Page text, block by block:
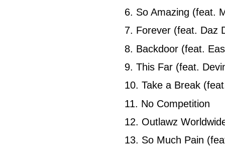
6. So Amazing (feat.
7. Forever (feat. Daz
8. Backdoor (feat.
9. This Far (feat.
10. Take a Break
11. No Competition
12. Outlawz
13. So Much Pain